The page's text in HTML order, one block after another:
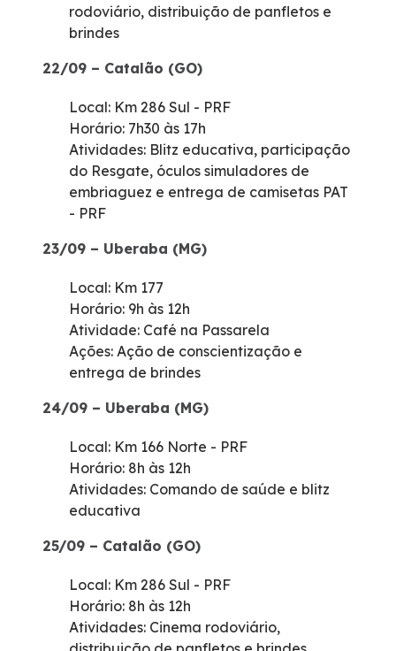
rodoviário, distribuição de panfletos e
brindes
22/09 – Catalão (GO)
Local: Km 286 Sul - PRF
Horário: 7h30 às 17h
Atividades: Blitz educativa, participação
do Resgate, óculos simuladores de
embriaguez e entrega de camisetas PAT
- PRF
23/09 – Uberaba (MG)
Local: Km 177
Horário: 9h às 12h
Atividade: Café na Passarela
Ações: Ação de conscientização e
entrega de brindes
24/09 – Uberaba (MG)
Local: Km 166 Norte - PRF
Horário: 8h às 12h
Atividades: Comando de saúde e blitz
educativa
25/09 – Catalão (GO)
Local: Km 286 Sul - PRF
Horário: 8h às 12h
Atividades: Cinema rodoviário,